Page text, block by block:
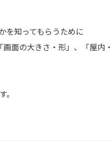
を知ってもらうために
面の大きさ・形」、「屋内